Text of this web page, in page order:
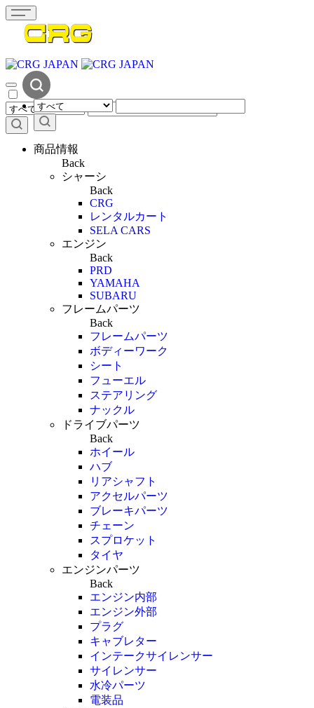
商品情報
Back
シャーシ
Back
CRG
レンタルカート
SELA CARS
エンジン
Back
PRD
YAMAHA
SUBARU
フレームパーツ
Back
フレームパーツ
ボディーワーク
シート
フューエル
ステアリング
ナックル
ドライブパーツ
Back
ホイール
ハブ
リアシャフト
アクセルパーツ
ブレーキパーツ
チェーン
スプロケット
タイヤ
エンジンパーツ
Back
エンジン内部
エンジン外部
プラグ
キャブレター
インテークサイレンサー
サイレンサー
水冷パーツ
電装品